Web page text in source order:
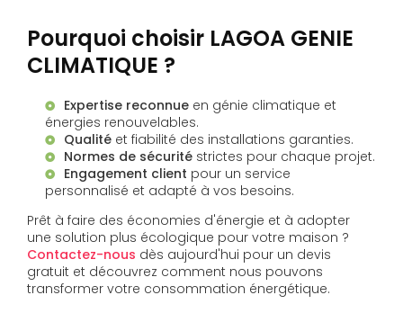
Pourquoi choisir LAGOA GENIE
CLIMATIQUE ?
Expertise reconnue en génie climatique et
énergies renouvelables.
Qualité et fiabilité des installations garanties.
Normes de sécurité strictes pour chaque projet.
Engagement client pour un service
personnalisé et adapté à vos besoins.
Prêt à faire des économies d'énergie et à adopter
une solution plus écologique pour votre maison ?
Contactez-nous dès aujourd'hui pour un devis
gratuit et découvrez comment nous pouvons
transformer votre consommation énergétique.